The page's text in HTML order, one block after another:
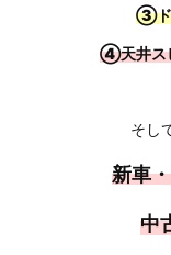
③ド
④天井ス
そし
新車
中